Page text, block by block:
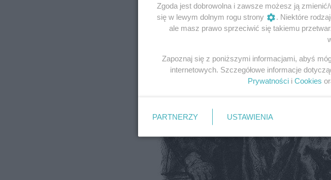
Zgoda jest dobrowolna i zawsze możesz ją
się w lewym dolnym rogu strony
. Niektóre
ale masz prawo sprzeciwić się takiemu
Zapoznaj się z poniższymi informacjami, abyś
internetowych. Szczegółowe informacje
Prywatności i Cookies
PARTNERZY USTAWIENIA